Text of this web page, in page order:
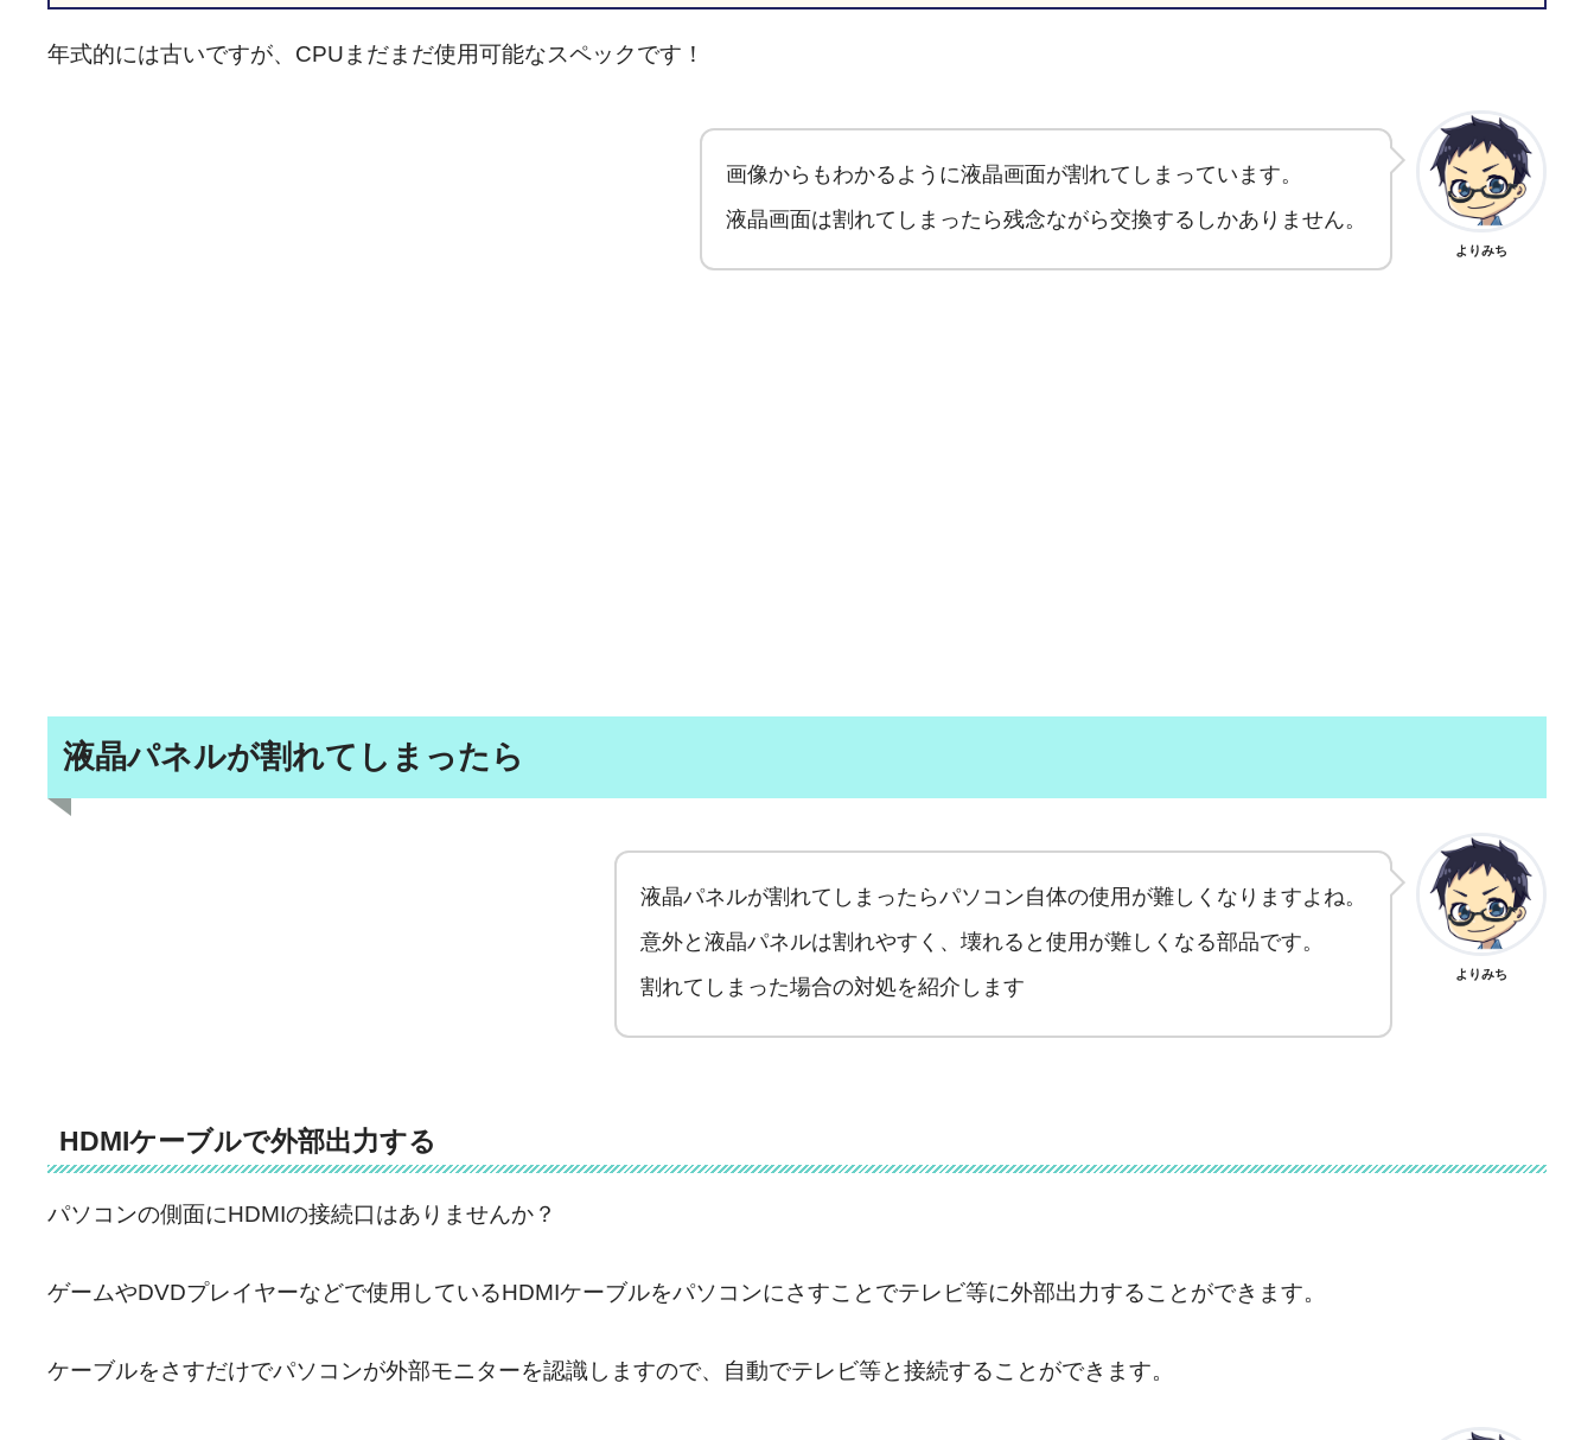
年式的には古いですが、CPUまだまだ使用可能なスペックです！
画像からもわかるように液晶画面が割れてしまっています。
液晶画面は割れてしまったら残念ながら交換するしかありません。
よりみち
液晶パネルが割れてしまったら
液晶パネルが割れてしまったらパソコン自体の使用が難しくなりますよね。
意外と液晶パネルは割れやすく、壊れると使用が難しくなる部品です。
割れてしまった場合の対処を紹介します
よりみち
HDMIケーブルで外部出力する
パソコンの側面にHDMIの接続口はありませんか？
ゲームやDVDプレイヤーなどで使用しているHDMIケーブルをパソコンにさすことでテレビ等に外部出力することができます。
ケーブルをさすだけでパソコンが外部モニターを認識しますので、自動でテレビ等と接続することができます。